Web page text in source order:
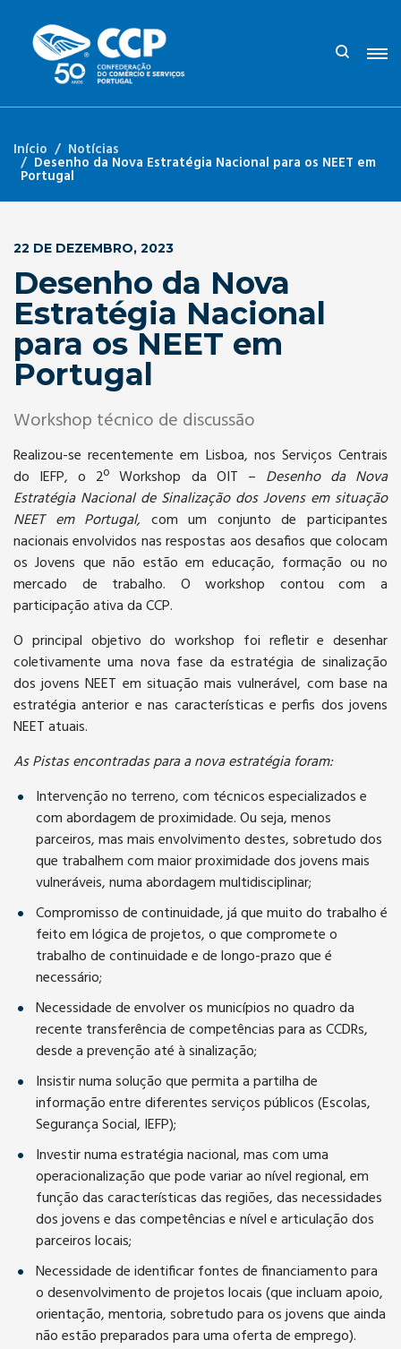
Início Notícias
Desenho da Nova Estratégia Nacional para os NEET em
Portugal
22 DE DEZEMBRO, 2023
Desenho da Nova
Estratégia Nacional
para os NEET em
Portugal
Workshop técnico de discussão
Realizou-se recentemente em Lisboa, nos Serviços Centrais
do IEFP, o 2º Workshop da OIT – Desenho da Nova
Estratégia Nacional de Sinalização dos Jovens em situação
NEET em Portugal, com um conjunto de participantes
nacionais envolvidos nas respostas aos desafios que colocam
os Jovens que não estão em educação, formação ou no
mercado de trabalho. O workshop contou com a
participação ativa da CCP.
O principal objetivo do workshop foi refletir e desenhar
coletivamente uma nova fase da estratégia de sinalização
dos jovens NEET em situação mais vulnerável, com base na
estratégia anterior e nas características e perfis dos jovens
NEET atuais.
As Pistas encontradas para a nova estratégia foram:
Intervenção no terreno, com técnicos especializados e
com abordagem de proximidade. Ou seja, menos
parceiros, mas mais envolvimento destes, sobretudo dos
que trabalhem com maior proximidade dos jovens mais
vulneráveis, numa abordagem multidisciplinar;
Compromisso de continuidade, já que muito do trabalho é
feito em lógica de projetos, o que compromete o
trabalho de continuidade e de longo-prazo que é
necessário;
Necessidade de envolver os municípios no quadro da
recente transferência de competências para as CCDRs,
desde a prevenção até à sinalização;
Insistir numa solução que permita a partilha de
informação entre diferentes serviços públicos (Escolas,
Segurança Social, IEFP);
Investir numa estratégia nacional, mas com uma
operacionalização que pode variar ao nível regional, em
função das características das regiões, das necessidades
dos jovens e das competências e nível e articulação dos
parceiros locais;
Necessidade de identificar fontes de financiamento para
o desenvolvimento de projetos locais (que incluam apoio,
orientação, mentoria, sobretudo para os jovens que ainda
não estão preparados para uma oferta de emprego).